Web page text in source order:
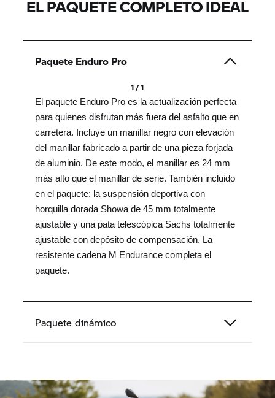
EL PAQUETE COMPLETO IDEAL
Paquete Enduro Pro
1 / 1
El paquete Enduro Pro es la actualización perfecta
para quienes disfrutan más fuera del asfalto que en
carretera. Incluye un manillar negro con elevación
del manillar fabricado a partir de una pieza forjada
de aluminio. De este modo, el manillar es 24 mm
más alto que el manillar de serie. También incluido
en el paquete: la suspensión deportiva con
horquilla dorada Showa de 45 mm totalmente
ajustable y una pata telescópica Sachs totalmente
ajustable con depósito de compensación. La
resistente cadena M Endurance completa el
paquete.
Paquete dinámico